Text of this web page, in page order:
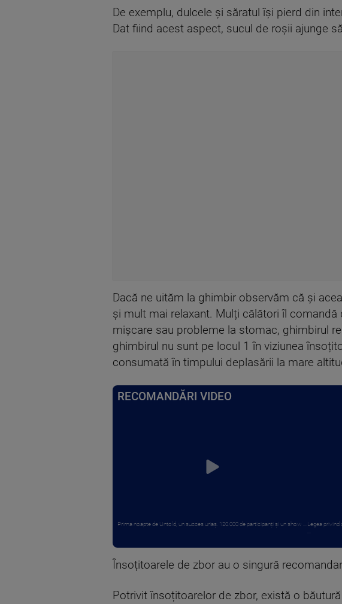
De exemplu, dulcele și săratul își pierd din
Dat fiind acest aspect, sucul de roșii ajunge
Dacă ne uităm la ghimbir observăm că și
și mult mai relaxant. Mulți călători îl
mișcare sau probleme la stomac, ghimbirul
ghimbirul nu sunt pe locul 1 în viziunea
consumată în timpului deplasării la mare
RECOMANDĂRI VIDEO
Prima noapte de Untold, un succes uriaș. 120.000 de participanți și un show ...
Legea
Însoțitoarele de zbor au o singură
Potrivit însoțitoarelor de zbor, există o